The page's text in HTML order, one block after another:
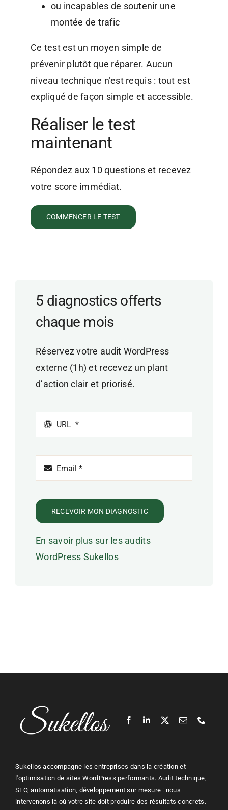
ou incapables de soutenir une
montée de trafic
Ce test est un moyen simple de
prévenir plutôt que réparer. Aucun
niveau technique n’est requis : tout est
expliqué de façon simple et accessible.
Réaliser le test
maintenant
Répondez aux 10 questions et recevez
votre score immédiat.
COMMENCER LE TEST
5 diagnostics offerts
chaque mois
Réservez votre audit WordPress
externe (1h) et recevez un plant
d’action clair et priorisé.
RECEVOIR MON DIAGNOSTIC
En savoir plus sur les audits
WordPress Sukellos
Sukellos accompagne les entreprises dans la création et
l'optimisation de sitesWordPress performants. Audit technique,
SEO, automatisation, développement sur mesure : nous
intervenons là où votre site doit produire des résultats concrets.